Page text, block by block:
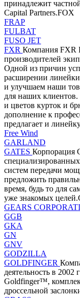
принадлежит
Capital Partners.FOX
FRAP
FULBAT
FUSO JET
FXR Компания FXR
производителей
Одной из причин
расширении
и улучшаем наши
для наших клиентов.
и цветов курток и
дополнение к
предлагает и
Free Wind
GARLAND
GATES Корпорация
систем передачи
предложить
время, будь то для
уже знакомых
GEARS
GGB
GKA
GN
GNV
GODZILLA
GOLDFINGER
деятельность в 2002
Goldfinger™,
дроссельной